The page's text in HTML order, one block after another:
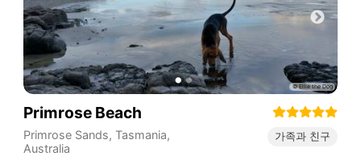
Primrose Beach
Primrose Sands, Tasmania,
Australia
가족과 친구